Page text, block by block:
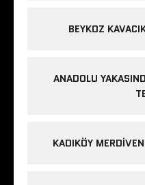
BEYKOZ
ANADOLU
KADIKÖY